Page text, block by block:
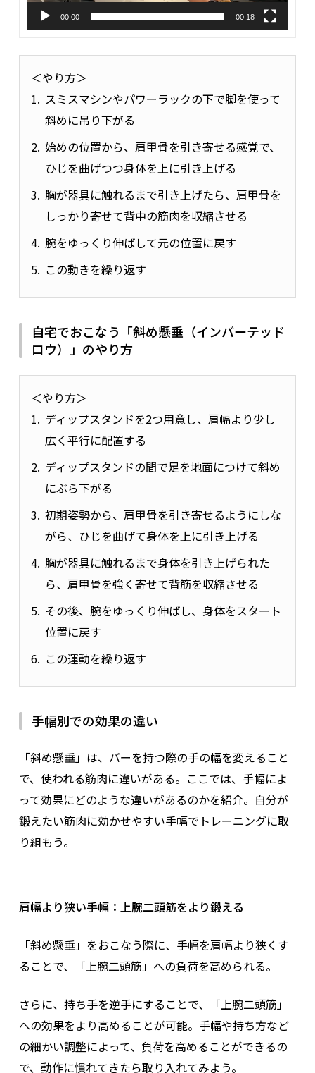
00:00 00:18
＜やり方＞
スミスマシンやパワーラックの下で脚を使って
斜めに吊り下がる
始めの位置から、肩甲骨を引き寄せる感覚で、
ひじを曲げつつ身体を上に引き上げる
胸が器具に触れるまで引き上げたら、肩甲骨を
しっかり寄せて背中の筋肉を収縮させる
腕をゆっくり伸ばして元の位置に戻す
この動きを繰り返す
自宅でおこなう「斜め懸垂（インバーテッド
ロウ）」のやり方
＜やり方＞
ディップスタンドを2つ用意し、肩幅より少し
広く平行に配置する
ディップスタンドの間で足を地面につけて斜め
にぶら下がる
初期姿勢から、肩甲骨を引き寄せるようにしな
がら、ひじを曲げて身体を上に引き上げる
胸が器具に触れるまで身体を引き上げられた
ら、肩甲骨を強く寄せて背筋を収縮させる
その後、腕をゆっくり伸ばし、身体をスタート
位置に戻す
この運動を繰り返す
手幅別での効果の違い
「斜め懸垂」は、バーを持つ際の手の幅を変えること
で、使われる筋肉に違いがある。ここでは、手幅によ
って効果にどのような違いがあるのかを紹介。自分が
鍛えたい筋肉に効かせやすい手幅でトレーニングに取
り組もう。
肩幅より狭い手幅：上腕二頭筋をより鍛える
「斜め懸垂」をおこなう際に、手幅を肩幅より狭くす
ることで、「上腕二頭筋」への負荷を高められる。
さらに、持ち手を逆手にすることで、「上腕二頭筋」
への効果をより高めることが可能。手幅や持ち方など
の細かい調整によって、負荷を高めることができるの
で、動作に慣れてきたら取り入れてみよう。